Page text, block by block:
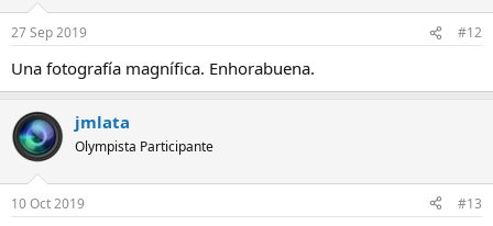
27 Sep 2019 #12
Una fotografía magnífica. Enhorabuena.
jmlata
Olympista Participante
10 Oct 2019 #13